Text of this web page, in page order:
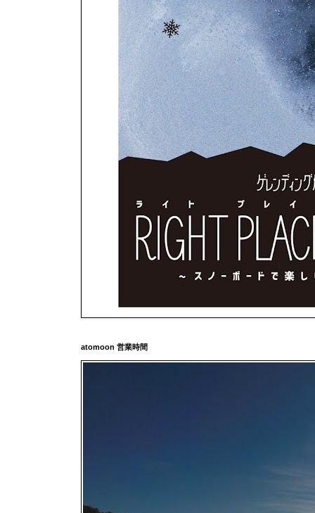
atomoon 営業時間